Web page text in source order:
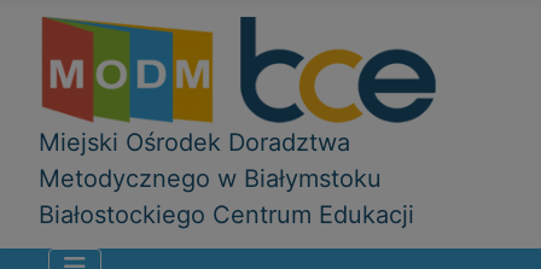
Miejski Ośrodek Doradztwa
Metodycznego w Białymstoku
Białostockiego Centrum Edukacji